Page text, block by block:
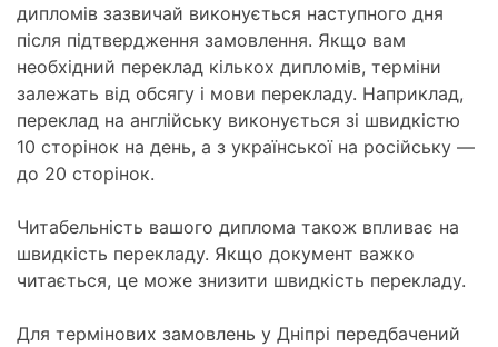
дипломів зазвичай виконується наступного дня
після підтвердження замовлення. Якщо вам
необхідний переклад кількох дипломів, терміни
залежать від обсягу і мови перекладу. Наприклад,
переклад на англійську виконується зі швидкістю
10 сторінок на день, а з української на російську —
до 20 сторінок.
Читабельність вашого диплома також впливає на
швидкість перекладу. Якщо документ важко
читається, це може знизити швидкість перекладу.
Для термінових замовлень у Дніпрі передбачений